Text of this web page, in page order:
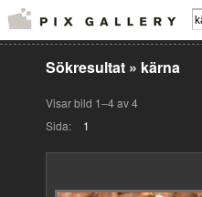
Sökresultat » kärna
Visar bild 1–4 av 4
Sida:
1